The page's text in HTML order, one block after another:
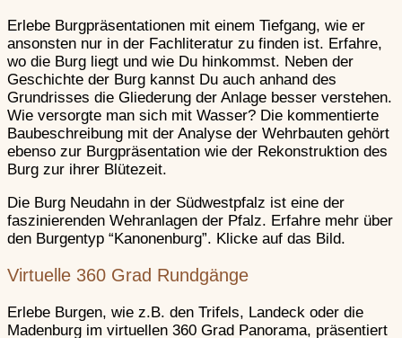
Neuleiningen –
Produktsortiment zur
Schlösssel –
Produktsortiment zur
Steinenschloss –
Produktsortiment zur
Souvenirs
Kaiserslautern
Grafendahn
Gräfenstein
Hardenburg
Erlebe Burgpräsentationen mit einem Tiefgang, wie er
ansonsten nur in der Fachliteratur zu finden ist. Erfahre,
wo die Burg liegt und wie Du hinkommst. Neben der
Geschichte der Burg kannst Du auch anhand des
Grundrisses die Gliederung der Anlage besser verstehen.
Wie versorgte man sich mit Wasser? Die kommentierte
Baubeschreibung mit der Analyse der Wehrbauten gehört
ebenso zur Burgpräsentation wie der Rekonstruktion des
Burg zur ihrer Blütezeit.
Die Burg Neudahn in der Südwestpfalz ist eine der
faszinierenden Wehranlagen der Pfalz. Erfahre mehr über
den Burgentyp “Kanonenburg”. Klicke auf das Bild.
Virtuelle 360 Grad Rundgänge
Erlebe Burgen, wie z.B. den Trifels, Landeck oder die
Madenburg im virtuellen 360 Grad Panorama, präsentiert